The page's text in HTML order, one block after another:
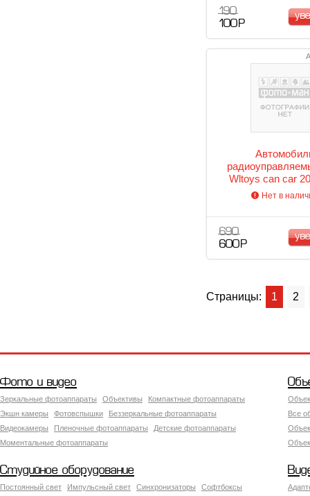
190
100 Р
Wltoys can car
черный
Нет в
690
600 Р
Страницы: 1 2
Фото и видео
Зеркальные фотоаппараты Объективы
Компактные фотоаппараты
Экшн камеры
Фотовспышки
Беззеркальные фотоаппараты
Видеокамеры
Пленочные фотоаппараты
Детские фотоаппараты
Моментальные фотоаппараты
Все
Студийное оборудование
Постоянный свет Импульсный свет Синхронизаторы
Софтбоксы